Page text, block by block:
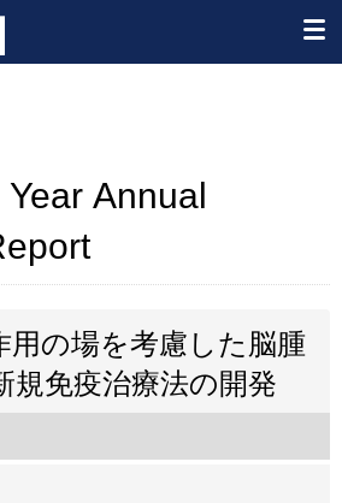
Annual
用の場を考慮した脳腫
規免疫治療法の開発